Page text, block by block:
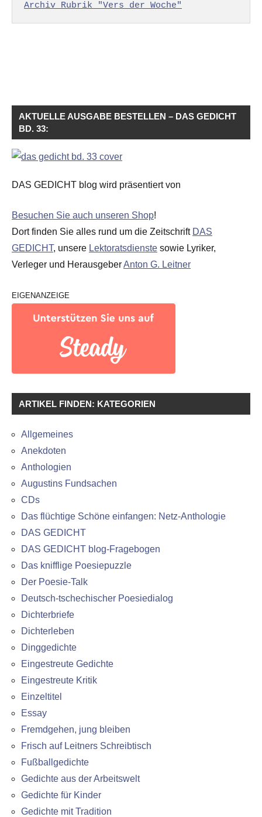
Archiv Rubrik "Vers der Woche"
AKTUELLE AUSGABE BESTELLEN – DAS GEDICHT
BD. 33:
DAS GEDICHT blog wird präsentiert von
Besuchen Sie auch unseren Shop!
Dort finden Sie alles rund um die Zeitschrift DAS
GEDICHT, unsere Lektoratsdienste sowie Lyriker,
Verleger und HerausgeberAnton G. Leitner
EIGENANZEIGE
ARTIKEL FINDEN: KATEGORIEN
Allgemeines
Anekdoten
Anthologien
Augustins Fundsachen
CDs
Das flüchtige Schöne einfangen: Netz-Anthologie
DAS GEDICHT
DAS GEDICHT blog-Fragebogen
Das knifflige Poesiepuzzle
Der Poesie-Talk
Deutsch-tschechischer Poesiedialog
Dichterbriefe
Dichterleben
Dinggedichte
Eingestreute Gedichte
Eingestreute Kritik
Einzeltitel
Essay
Fremdgehen, jung bleiben
Frisch auf Leitners Schreibtisch
Fußballgedichte
Gedichte aus der Arbeitswelt
Gedichte für Kinder
Gedichte mit Tradition